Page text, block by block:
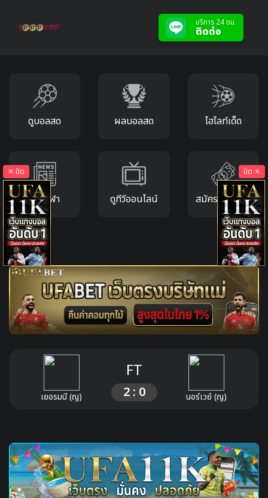
บริการ 24 ชม.
ติดต่อ
ดูบอลสด ผลบอลสด ไฮไลท์เด็ด
ข่าวกีฬา ดูทีวีออนไลน์ สมัครแทงบอล
เยอรมนี (ญ)
FT
2 : 0 นอร์เวย์ (ญ)
✕ ปิด ปิด ✕